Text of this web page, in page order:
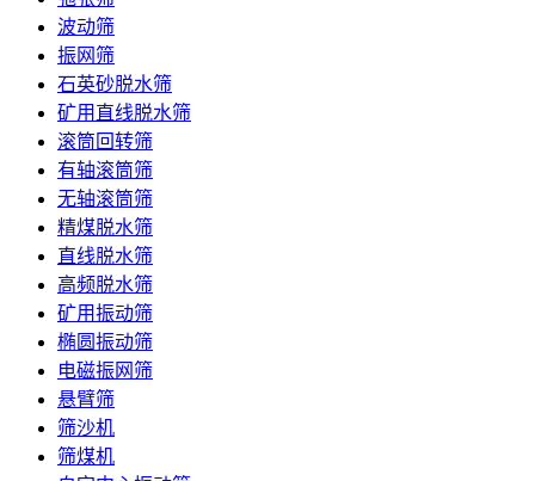
波动筛
振网筛
石英砂脱水筛
矿用直线脱水筛
滚筒回转筛
有轴滚筒筛
无轴滚筒筛
精煤脱水筛
直线脱水筛
高频脱水筛
矿用振动筛
椭圆振动筛
电磁振网筛
悬臂筛
筛沙机
筛煤机